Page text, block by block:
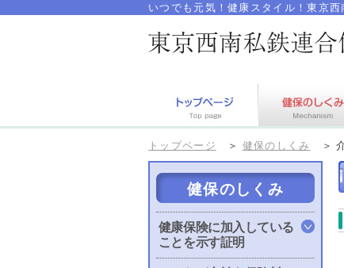
いつでも元気！健康スタイル！東京
トップページ ＞ 健保のしくみ ＞
健保のしくみ
健康保険に加入している
ことを示す証明